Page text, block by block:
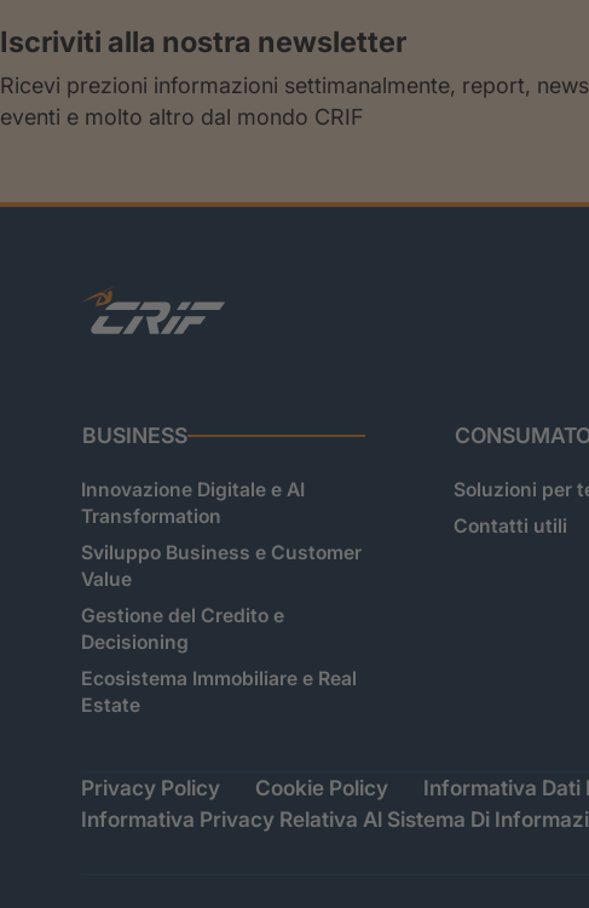
Iscriviti alla nostra newsletter
Ricevi prezioni informazioni settimanalmente, report,
eventi e molto altro dal mondo CRIF
BUSINESS
Innovazione Digitale e AI
Transformation
Sviluppo Business e Customer
Value
Gestione del Credito e
Decisioning
Ecosistema Immobiliare e Real
Estate
Soluzioni per
Contatti utili
Privacy Policy Cookie Policy Informativa Dati
Informativa Privacy Relativa Al Sistema Di